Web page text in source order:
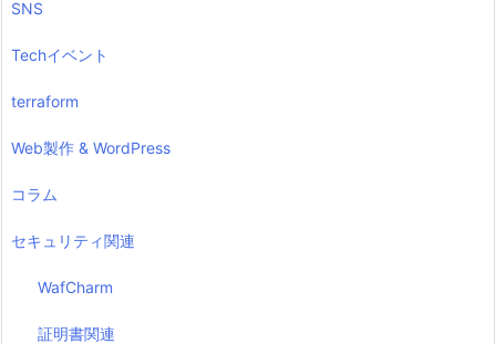
SNS
Techイベント
terraform
Web製作 & WordPress
コラム
セキュリティ関連
WafCharm
証明書関連